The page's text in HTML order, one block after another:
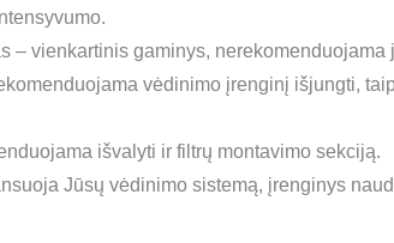
– vienkartinis gaminys,
vėdinimo įrenginį išjungti,
išvalyti ir filtrų montavimo sekciją.
Jūsų vėdinimo sistemą, įrenginys